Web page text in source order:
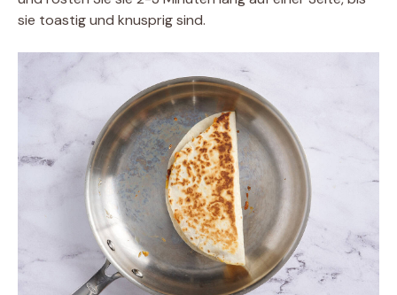
sie toastig und knusprig sind.